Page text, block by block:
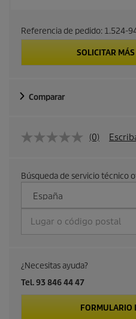
Referencia de pedido: 1.524-
SOLICITAR
Comparar
(0)
Búsqueda de servicio técnico
¿Necesitas ayuda?
Tel. 93 846 44 47
FORMULARIO